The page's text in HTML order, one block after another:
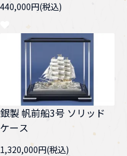
440,000円(税込)
銀製 帆前船3号 ソリッド
ケース
1,320,000円(税込)